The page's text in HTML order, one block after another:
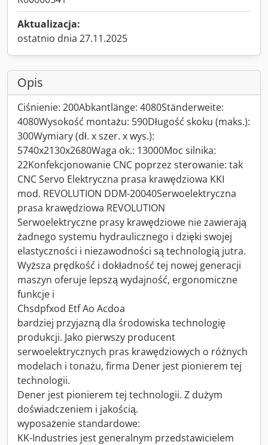
Aktualizacja:
ostatnio dnia 27.11.2025
Opis
Ciśnienie: 200Abkantlänge: 4080Ständerweite:
4080Wysokość montażu: 590Długość skoku (maks.):
300Wymiary (dł. x szer. x wys.):
5740x2130x2680Waga ok.: 13000Moc silnika:
22Konfekcjonowanie CNC poprzez sterowanie: tak
CNC Servo Elektryczna prasa krawędziowa KKI
mod. REVOLUTION DDM-20040Serwoelektryczna
prasa krawędziowa REVOLUTION
Serwoelektryczne prasy krawędziowe nie zawierają
żadnego systemu hydraulicznego i dzięki swojej
elastyczności i niezawodności są technologią jutra.
Wyższa prędkość i dokładność tej nowej generacji
maszyn oferuje lepszą wydajność, ergonomiczne
funkcje i
Chsdpfxod Etf Ao Acdoa
bardziej przyjazną dla środowiska technologię
produkcji. Jako pierwszy producent
serwoelektrycznych pras krawędziowych o różnych
modelach i tonażu, firma Dener jest pionierem tej
technologii.
Dener jest pionierem tej technologii. Z dużym
doświadczeniem i jakością.
wyposażenie standardowe:
KK-Industries jest generalnym przedstawicielem